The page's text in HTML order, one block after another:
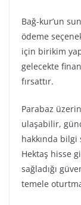
Bağ-kur’un
ödeme
için birikim
gelecekte
fırsattır.
Parabaz
ulaşabilir,
hakkında
Hektaş hisse
sağladığı
temele